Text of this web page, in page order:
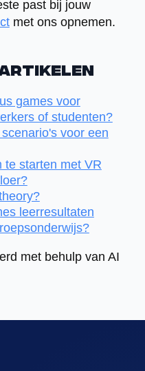
past bij jouw
met ons opnemen.
games voor
of studenten?
voor een
te starten met VR
leerresultaten
met behulp van AI